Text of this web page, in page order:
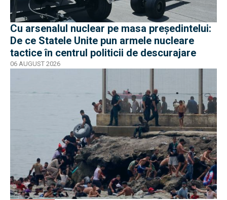
Cu arsenalul nuclear pe masa preşedintelui:
De ce Statele Unite pun armele nucleare
tactice în centrul politicii de descurajare
06 AUGUST 2026